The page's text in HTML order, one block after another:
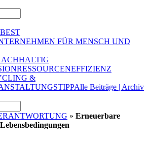
BEST
FÜR MENSCH UND
RESSOURCENEFFIZIENZ
&
Alle Beiträge | Archiv
» Erneuerbare